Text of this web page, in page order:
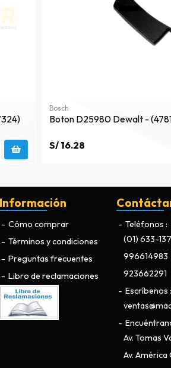
Bosch
Boton D25980 Dewalt -
S/ 16.28
Información
Cómo comprar
Términos y condiciones
Preguntas frecuentes
Libro de reclamaciones
Teléfonos
(01) 633-
996614983
923662291
Escríbenos
Av. Tomas
Av. América